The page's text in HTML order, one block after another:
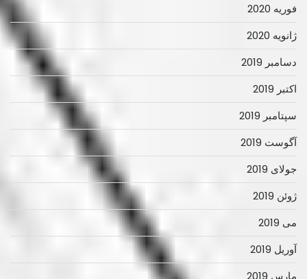
فوریه 2020
ژانویه 2020
دسامبر 2019
اکتبر 2019
سپتامبر 2019
آگوست 2019
جولای 2019
ژوئن 2019
می 2019
آوریل 2019
مارس 2019